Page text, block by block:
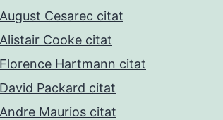
August Cesarec citat
Alistair Cooke citat
Florence Hartmann citat
David Packard citat
Andre Maurios citat